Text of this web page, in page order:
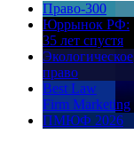
Право-300
Юррынок РФ:
35 лет спустя
Экологическое
право
Best Law
Firm Marketing
ПМЮФ 2026